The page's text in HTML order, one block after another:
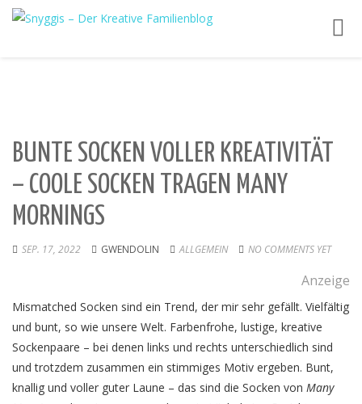
BUNTE SOCKEN VOLLER KREATIVITÄT
– COOLE SOCKEN TRAGEN MANY
MORNINGS
SEP. 17, 2022 GWENDOLIN ALLGEMEIN NO COMMENTS YET
Anzeige
Mismatched Socken sind ein Trend, der mir sehr gefällt. Vielfältig
und bunt, so wie unsere Welt. Farbenfrohe, lustige, kreative
Sockenpaare – bei denen links und rechts unterschiedlich sind
und trotzdem zusammen ein stimmiges Motiv ergeben. Bunt,
knallig und voller guter Laune – das sind die Socken von Many